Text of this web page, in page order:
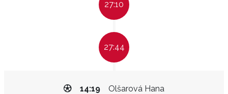
27:10
27:44
Olšarová Hana
14:19